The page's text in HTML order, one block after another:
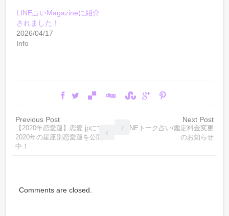
LINE占いMagazineに紹介
されました！
2026/04/17
Info
Previous Post
【2020年恋愛運】恋愛.jpにて
2020年の星座別恋愛運を公開
中！
Next Post
LINEトーク占い/鑑定料金変更
のお知らせ
Comments are closed.